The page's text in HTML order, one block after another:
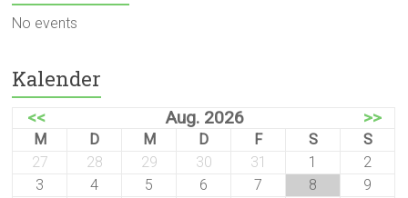
No events
Kalender
<< Aug. 2026 >>
M D M D F S
S
27
28 29 30 31 1
2
3
4 5 6 7 8
9